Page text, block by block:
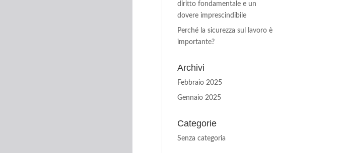
diritto fondamentale e un
dovere imprescindibile
Perché la sicurezza sul lavoro è
importante?
Archivi
Febbraio 2025
Gennaio 2025
Categorie
Senza categoria